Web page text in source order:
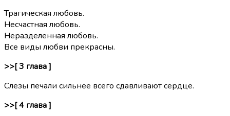
Трагическая любовь.
Несчастная любовь.
Неразделенная любовь.
Все виды любви прекрасны.
>>[ 3 глава ]
Слезы печали сильнее всего сдавливают сердце.
>>[ 4 глава ]